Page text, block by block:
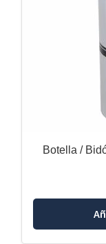
Botella /